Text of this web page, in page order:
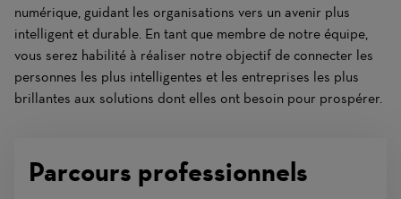
numérique, guidant les organisations vers un avenir plus
intelligent et durable. En tant que membre de notre équipe,
vous serez habilité à réaliser notre objectif de connecter les
personnes les plus intelligentes et les entreprises les plus
brillantes aux solutions dont elles ont besoin pour prospérer.
Parcours professionnels